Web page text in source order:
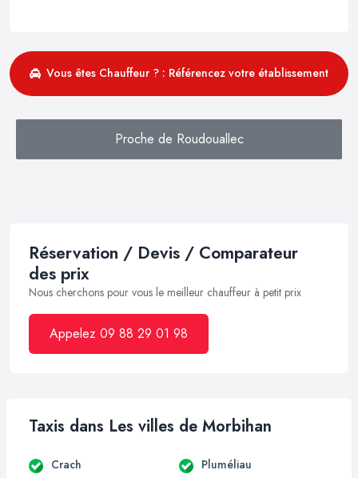
Vous êtes Chauffeur ? : Référencez votre établissement
Proche de Roudouallec
Réservation / Devis / Comparateur
des prix
Nous cherchons pour vous le meilleur chauffeur à petit prix
Appelez 09 88 29 01 98
Taxis dans Les villes de Morbihan
Crach Pluméliau